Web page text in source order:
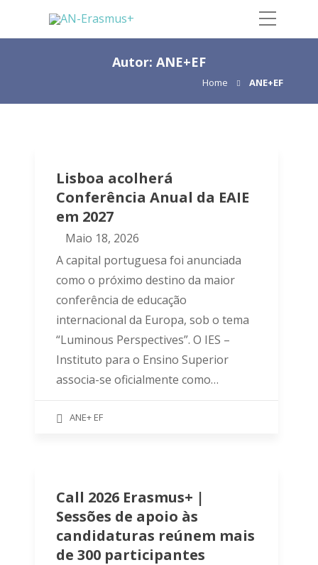
Autor: ANE+EF
Home ANE+EF
Lisboa acolherá
Conferência Anual da EAIE
em 2027
Maio 18, 2026
A capital portuguesa foi anunciada
como o próximo destino da maior
conferência de educação
internacional da Europa, sob o tema
“Luminous Perspectives”. O IES –
Instituto para o Ensino Superior
associa-se oficialmente como…
ANE+ EF
Call 2026 Erasmus+ |
Sessões de apoio às
candidaturas reúnem mais
de 300 participantes